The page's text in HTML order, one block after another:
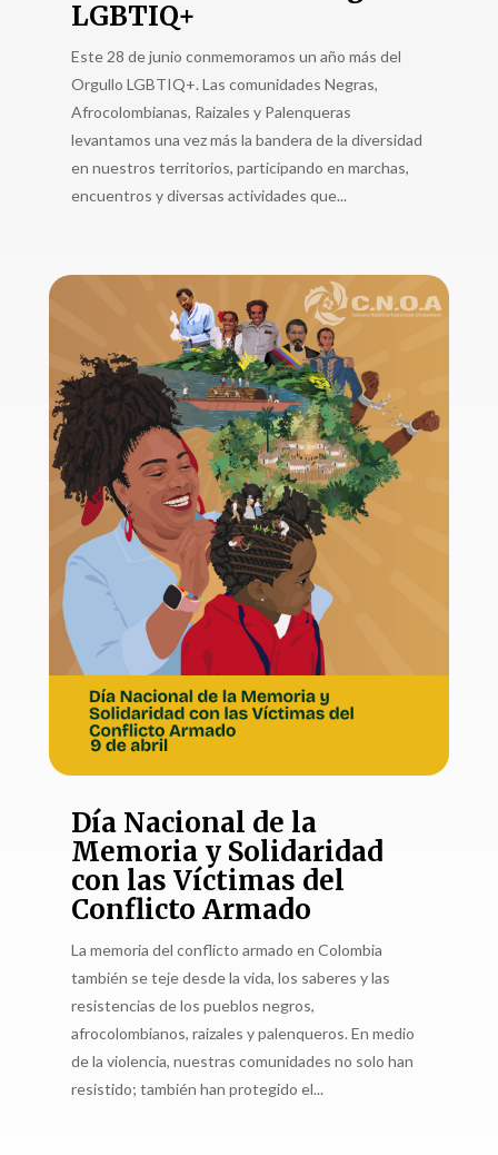
LGBTIQ+
Este 28 de junio conmemoramos un año más del
Orgullo LGBTIQ+. Las comunidades Negras,
Afrocolombianas, Raizales y Palenqueras
levantamos una vez más la bandera de la diversidad
en nuestros territorios, participando en marchas,
encuentros y diversas actividades que...
Día Nacional de la
Memoria y Solidaridad
con las Víctimas del
Conflicto Armado
La memoria del conflicto armado en Colombia
también se teje desde la vida, los saberes y las
resistencias de los pueblos negros,
afrocolombianos, raizales y palenqueros. En medio
de la violencia, nuestras comunidades no solo han
resistido; también han protegido el...